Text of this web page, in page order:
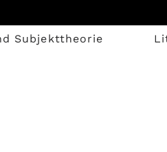
Subjekttheorie